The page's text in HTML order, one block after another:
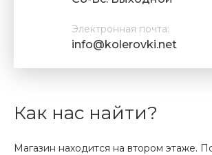
Электронная почта:
info@kolerovki.net
Как нас найти?
Магазин находится на втором этаже.